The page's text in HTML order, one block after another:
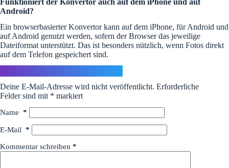
Android?
Ein browserbasierter Konvertor kann auf dem iPhone, für Android und
auf Android genutzt werden, sofern der Browser das jeweilige
Dateiformat unterstützt. Das ist besonders nützlich, wenn Fotos direkt
auf dem Telefon gespeichert sind.
Deine E-Mail-Adresse wird nicht veröffentlicht. Erforderliche
Felder sind mit * markiert
Name *
E-Mail *
Kommentar schreiben *